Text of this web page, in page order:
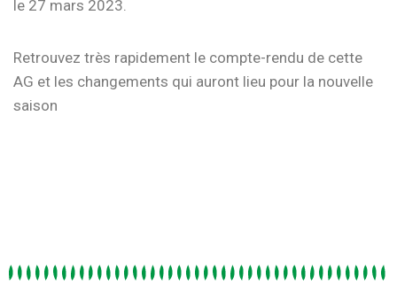
le 27 mars 2023.
Retrouvez très rapidement le compte-rendu de cette
AG et les changements qui auront lieu pour la nouvelle
saison